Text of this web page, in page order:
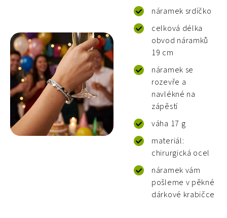
náramek srdíčko
celková délka
obvod náramků
19 cm
náramek se
rozevře a
navlékné na
zápěstí
váha 17 g
materiál:
chirurgická ocel
náramek vám
pošleme v pěkné
dárkové krabičce